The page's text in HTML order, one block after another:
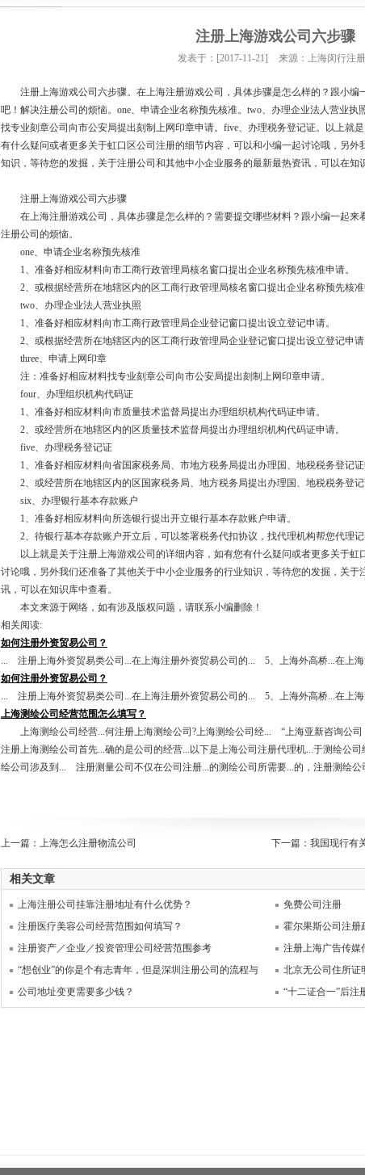
注册上海游戏公司六步骤
发表于：[2017-11-21] 来源：上海闵行注册
注册上海游戏公司六步骤。在上海注册游戏公司，具体步骤是怎么样的？跟小编
吧！解决注册公司的烦恼。one、申请企业名称预先核准。two、办理企业法人营业执
找专业刻章公司向市公安局提出刻制上网印章申请。five、办理税务登记证。以上就
有什么疑问或者更多关于虹口区公司注册的细节内容，可以和小编一起讨论哦，另外
知识，等待您的发掘，关于注册公司和其他中小企业服务的最新最热资讯，可以在知
注册上海游戏公司六步骤
在上海注册游戏公司，具体步骤是怎么样的？需要提交哪些材料？跟小编一起来
注册公司的烦恼。
one、申请企业名称预先核准
1、准备好相应材料向市工商行政管理局核名窗口提出企业名称预先核准申请。
2、或根据经营所在地辖区内的区工商行政管理局核名窗口提出企业名称预先核准
two、办理企业法人营业执照
1、准备好相应材料向市工商行政管理局企业登记窗口提出设立登记申请。
2、或根据经营所在地辖区内的区工商行政管理局企业登记窗口提出设立登记申请
three、申请上网印章
注：准备好相应材料找专业刻章公司向市公安局提出刻制上网印章申请。
four、办理组织机构代码证
1、准备好相应材料向市质量技术监督局提出办理组织机构代码证申请。
2、或经营所在地辖区内的区质量技术监督局提出办理组织机构代码证申请。
five、办理税务登记证
1、准备好相应材料向省国家税务局、市地方税务局提出办理国、地税税务登记证
2、或经营所在地辖区内的区国家税务局、地方税务局提出办理国、地税税务登记
six、办理银行基本存款账户
1、准备好相应材料向所选银行提出开立银行基本存款账户申请。
2、待银行基本存款账户开立后，可以签署税务代扣协议，找代理机构帮您代理记
以上就是关于注册上海游戏公司的详细内容，如有您有什么疑问或者更多关于虹
讨论哦，另外我们还准备了其他关于中小企业服务的行业知识，等待您的发掘，关
讯，可以在知识库中查看。
本文来源于网络，如有涉及版权问题，请联系小编删除！
相关阅读:
如何注册外资贸易公司？
... 注册上海外资贸易类公司...在上海注册外资贸易公司的... 5、上海外高桥...在上海
如何注册外资贸易公司？
... 注册上海外资贸易类公司...在上海注册外资贸易公司的... 5、上海外高桥...在上海
上海测绘公司经营范围怎么填写？
上海测绘公司经营...何注册上海测绘公司?上海测绘公司经... “上海亚新咨询公
注册上海测绘公司首先...确的是公司的经营...以下是上海公司注册代理机...于测绘
绘公司涉及到... 注册测量公司不仅在公司注册...的测绘公司所需要...的，注册测
上一篇： 上海怎么注册物流公司 下一篇： 我国现行有
相关文章
上海注册公司挂靠注册地址有什么优势？
免费公司注册
注册医疗美容公司经营范围如何填写？
霍尔果斯公司注册
注册资产／企业／投资管理公司经营范围参考
注册上海广告传媒
“想创业”的你是个有志青年，但是深圳注册公司的流程与
北京无公司住所证
公司地址变更需要多少钱？
“十二证合一”后注